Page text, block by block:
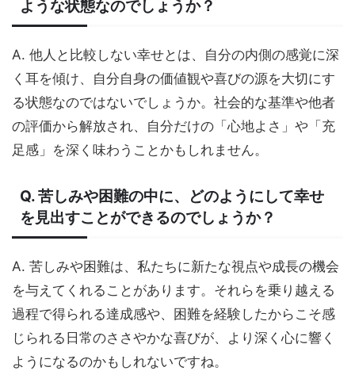
ような状態なのでしょうか？
A. 他人と比較しない幸せとは、自分の内側の感覚に深
く耳を傾け、自分自身の価値観や喜びの源を大切にす
る状態なのではないでしょうか。社会的な基準や他者
の評価から解放され、自分だけの「心地よさ」や「充
足感」を深く味わうことかもしれません。
Q. 苦しみや困難の中に、どのようにして幸せ
を見出すことができるのでしょうか？
A. 苦しみや困難は、私たちに新たな視点や成長の機会
を与えてくれることがあります。それらを乗り越える
過程で得られる達成感や、困難を経験したからこそ感
じられる日常のささやかな喜びが、より深く心に響く
ようになるのかもしれないですね。